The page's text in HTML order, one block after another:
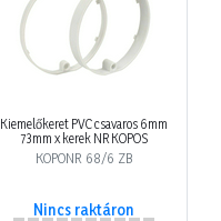
Kiemelőkeret PVC csavaros 6mm
73mm x kerek NR KOPOS
KOPONR 68/6 ZB
Nincs raktáron